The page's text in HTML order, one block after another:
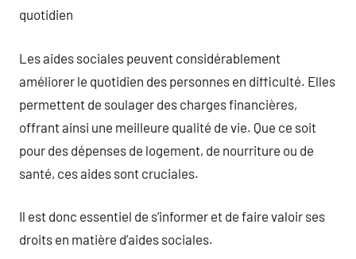
quotidien
Les aides sociales peuvent considérablement
améliorer le quotidien des personnes en difficulté. Elles
permettent de soulager des charges financières,
offrant ainsi une meilleure qualité de vie. Que ce soit
pour des dépenses de logement, de nourriture ou de
santé, ces aides sont cruciales.
Il est donc essentiel de s’informer et de faire valoir ses
droits en matière d’aides sociales.